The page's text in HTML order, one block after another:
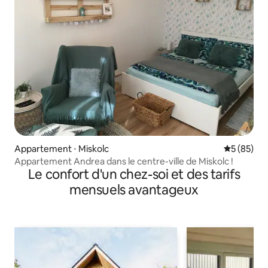
Appartement ⋅ Miskolc
5 (85)
Appartement Andrea dans le centre-ville de Miskolc !
Le confort d'un chez-soi et des tarifs
mensuels avantageux